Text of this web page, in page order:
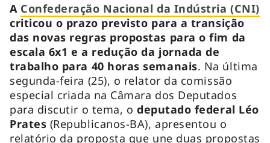
A Confederação Nacional da Indústria (CNI)
criticou o prazo previsto para a transição
das novas regras propostas para o fim da
escala 6x1 e a redução da jornada de
trabalho para 40 horas semanais. Na última
segunda-feira (25), o relator da comissão
especial criada na Câmara dos Deputados
para discutir o tema, o deputado federal Léo
Prates (Republicanos-BA), apresentou o
relatório da proposta que une duas propostas